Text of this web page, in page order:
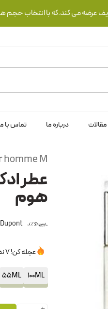
عرضه می کند.که با انتخاب حجم
مقالات درباره ما تماس با
homme M
عطر
هوم
عجله کن! 7 نفر این محصول رو به سبدخرید خودشون اضافه کردن.
100ML
55ML